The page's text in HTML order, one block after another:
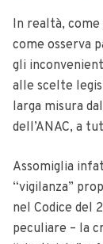
In realtà,
come osserva
gli
alle scelte
larga misura
dell’ANAC, a
Assomiglia
“vigilanza”
nel Codice del
peculiare – la